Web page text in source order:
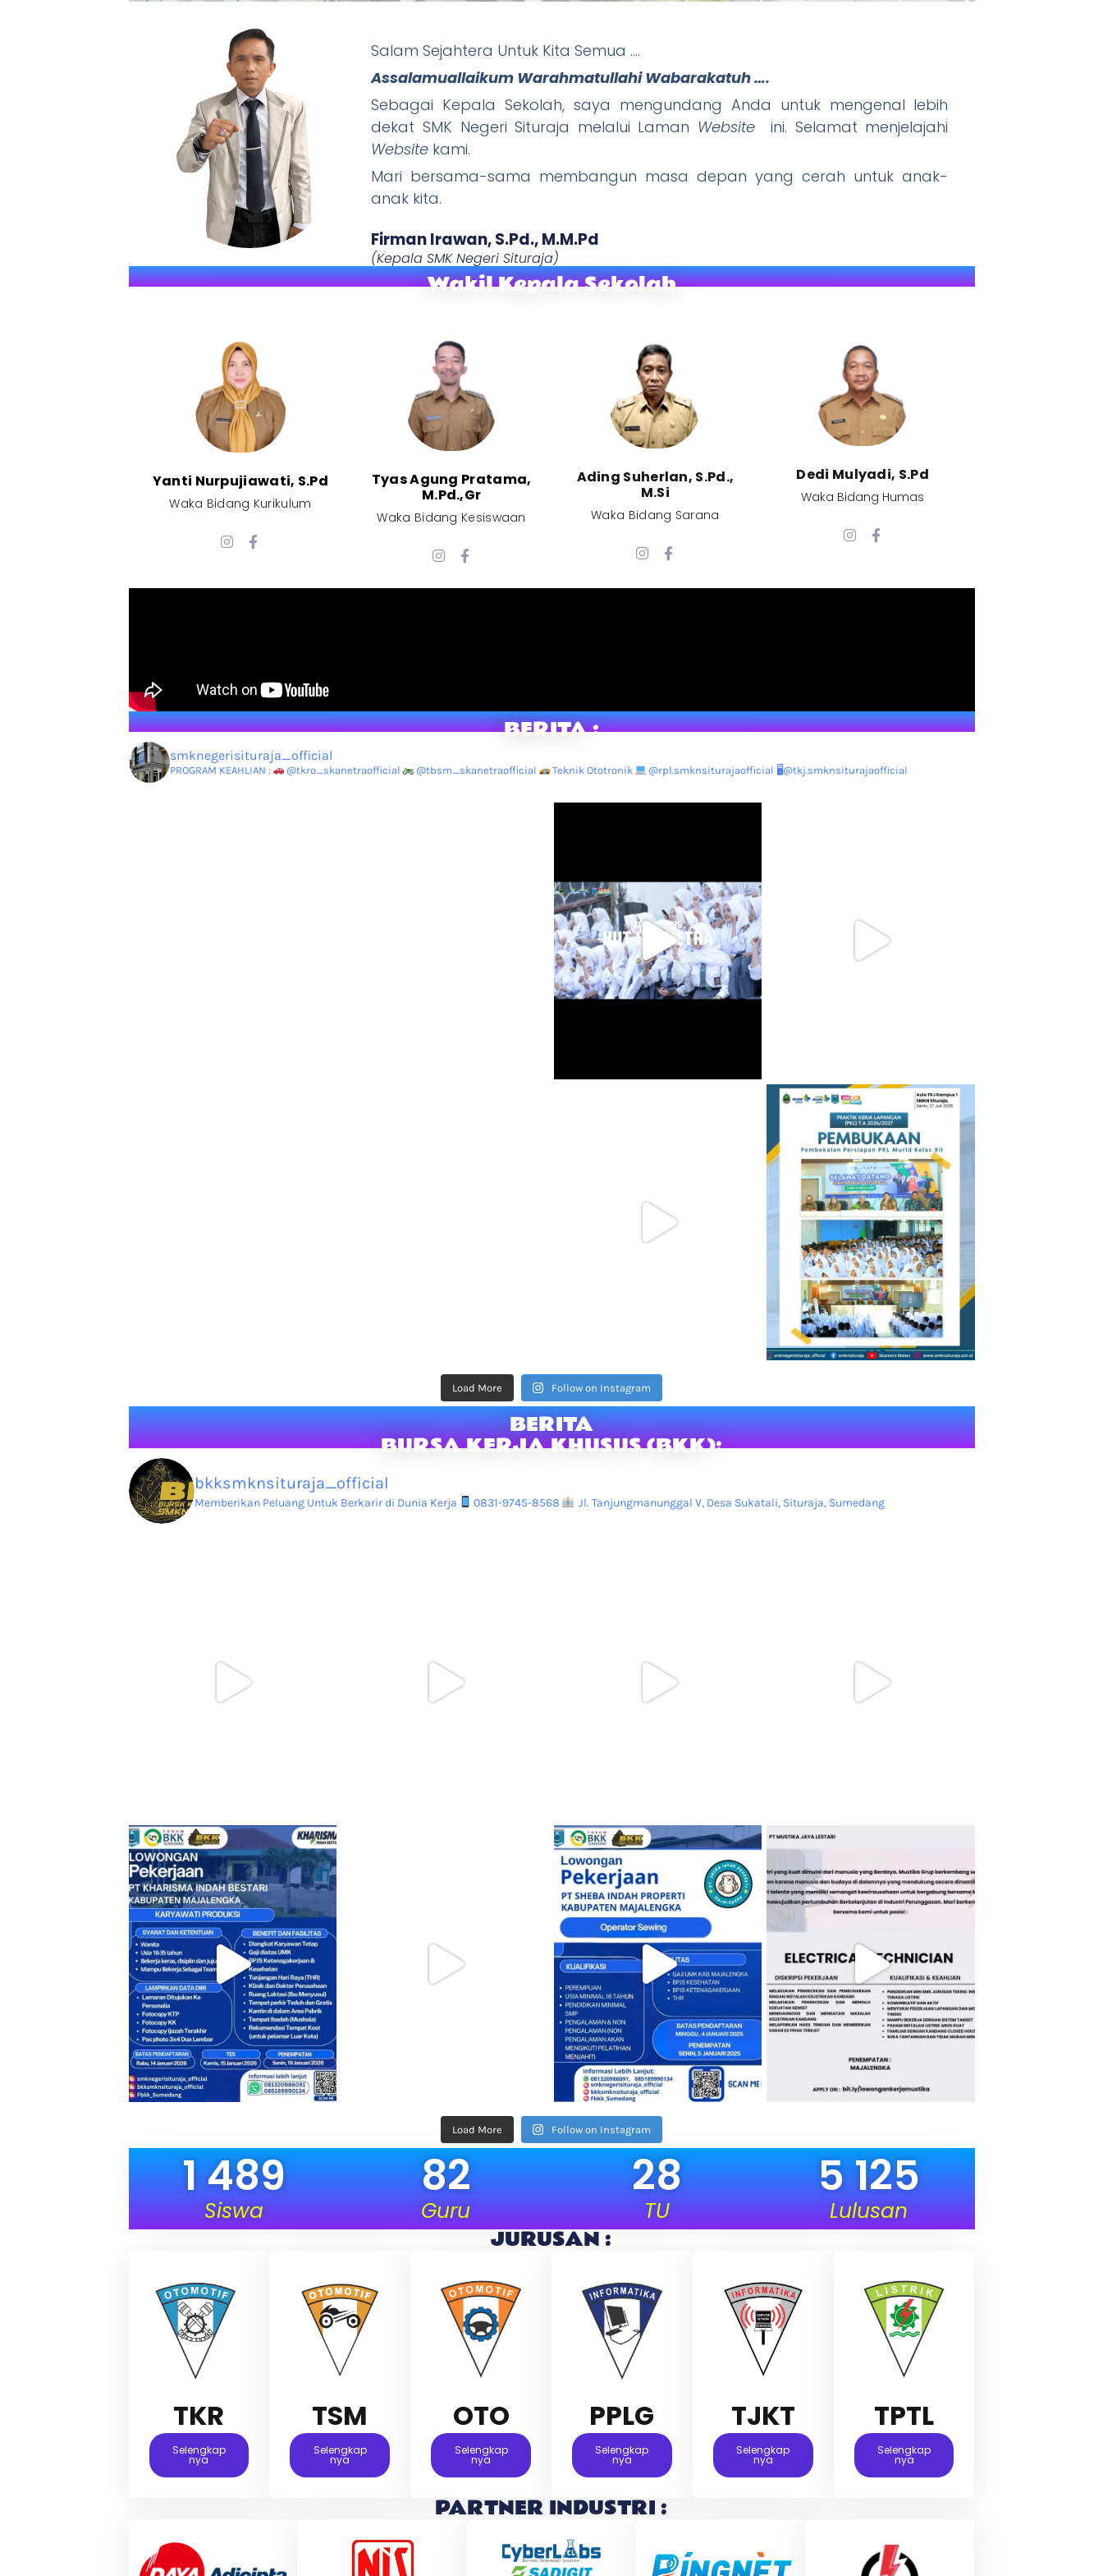
SMKN Situraja
" JAWARA (Jago Dina Elmu, Wani Tandang, Rajin Ibadah) "
Salam Sejahtera Untuk Kita Semua ….
Assalamuallaikum Warahmatullahi Wabarakatuh ….
Sebagai Kepala Sekolah, saya mengundang Anda untuk mengenal lebih
dekat SMK Negeri Situraja melalui Laman Website ini. Selamat menjelajahi
Website kami.
Mari bersama-sama membangun masa depan yang cerah untuk anak-
anak kita.
Firman Irawan, S.Pd., M.M.Pd​
(Kepala SMK Negeri Situraja)
Wakil Kepala Sekolah
Yanti Nurpujiawati, S.Pd
Waka Bidang Kurikulum
Tyas Agung Pratama,
M.Pd.,Gr​
Waka Bidang Kesiswaan​
Ading Suherlan, S.Pd.,
M.Si​
Waka Bidang Sarana​
Dedi Mulyadi, S.Pd​
Waka Bidang Humas
BERITA :
smknegerisituraja_official
PROGRAM KEAHLIAN : @tkro_skanetraofficial @tbsm_skanetraofficial Teknik Ototronik @rpl.smknsiturajaofficial 🖥@tkj.smknsiturajaofficial
Load More Follow on Instagram
BERITA
BURSA KERJA KHUSUS (BKK):
bkksmknsituraja_official
Memberikan Peluang Untuk Berkarir di Dunia Kerja 0831-9745-8568 Jl. Tanjungmanunggal V, Desa Sukatali, Situraja, Sumedang
Load More Follow on Instagram
Siswa
1 489
Guru
82
TU
28
Lulusan
5 125
JURUSAN :
TKR
Selengkap
Nya
TSM
Selengkap
Nya
OTO
Selengkap
Nya
PPLG
Selengkap
Nya
TJKT
Selengkap
Nya
TPTL
Selengkap
Nya
PARTNER INDUSTRI :